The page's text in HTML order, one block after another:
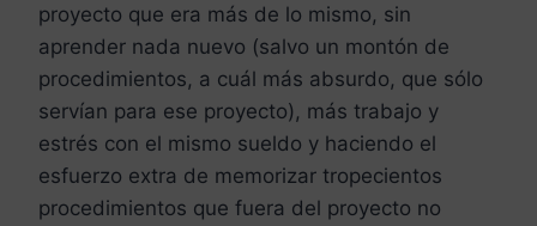
proyecto que era más de lo mismo, sin
aprender nada nuevo (salvo un montón de
procedimientos, a cuál más absurdo, que sólo
servían para ese proyecto), más trabajo y
estrés con el mismo sueldo y haciendo el
esfuerzo extra de memorizar tropecientos
procedimientos que fuera del proyecto no